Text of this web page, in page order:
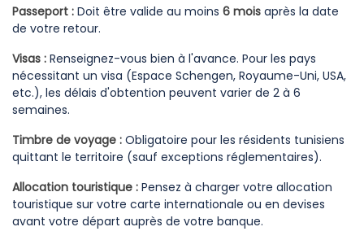
Passeport : Doit être valide au moins 6 mois après la date
de votre retour.
Visas : Renseignez-vous bien à l'avance. Pour les pays
nécessitant un visa (Espace Schengen, Royaume-Uni, USA,
etc.), les délais d'obtention peuvent varier de 2 à 6
semaines.
Timbre de voyage : Obligatoire pour les résidents tunisiens
quittant le territoire (sauf exceptions réglementaires).
Allocation touristique : Pensez à charger votre allocation
touristique sur votre carte internationale ou en devises
avant votre départ auprès de votre banque.